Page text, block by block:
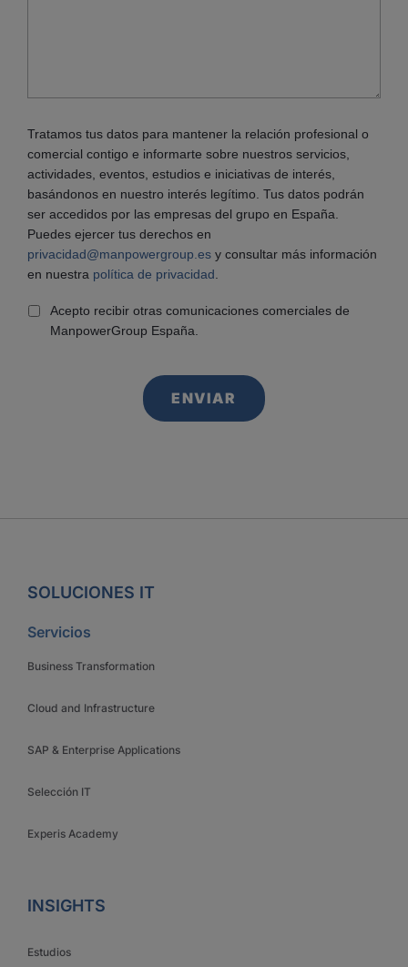
Tratamos tus datos para mantener la relación profesional o
comercial contigo e informarte sobre nuestros servicios,
actividades, eventos, estudios e iniciativas de interés,
basándonos en nuestro interés legítimo. Tus datos podrán
ser accedidos por las empresas del grupo en España.
Puedes ejercer tus derechos en
privacidad@manpowergroup.es y consultar más información
en nuestra política de privacidad
Acepto recibir otras comunicaciones comerciales de
ManpowerGroup España.
SOLUCIONES IT
Servicios
Business Transformation
Cloud and Infrastructure
SAP & Enterprise Applications
Selección IT
Experis Academy
INSIGHTS
Estudios